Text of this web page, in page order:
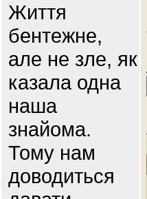
Життя
бентежне,
але не зле, як
казала одна
наша
знайома.
Тому нам
доводиться